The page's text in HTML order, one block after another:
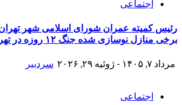
اجتماعی
رئیس کمیته عمران شورای اسلامی شهر تهران
برخی منازل نوسازی شده جنگ ۱۲ روزه در تهران تا پایان سال
مرداد ۷, ۱۴۰۵ - ژوئیه ۲۹, ۲۰۲۶ سردبیر
اجتماعی